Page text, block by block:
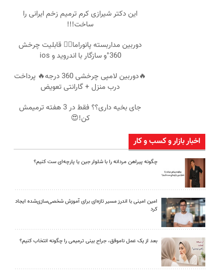
این دکتر شیرازی کرم ترمیم زخم ایرانی را
ساخت!!!
دوربین مداربسته پانوراما👈🏻 قابلیت چرخش
360°و سازگار با اندروید و ios
🔥دوربین لامپی چرخشی 360 درجه🔥 پرداخت
درب منزل + گارانتی تعویض
جای بخیه داری؟؟ فقط در 3 هفته ترمیمش
کن!😍
اخبار بازار و کسب و کار
چگونه پیراهن مردانه را با شلوار جین یا پارچه‌ای ست کنیم؟
امین امینی با اندرز مسیر تازه‌ای برای آموزش شخصی‌سازی‌شده ایجاد
کرد
بعد از یک عمل ناموفق، جراح بینی ترمیمی را چگونه انتخاب کنیم؟